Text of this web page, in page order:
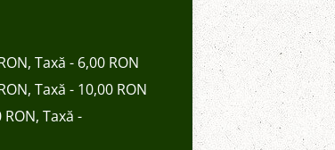
Taxă - 6,00 RON
Taxă - 10,00 RON
Taxă -